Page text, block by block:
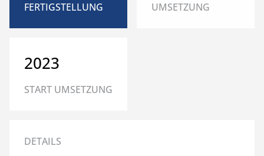
FERTIGSTELLUNG
UMSETZUNG
2023
START UMSETZUNG
DETAILS